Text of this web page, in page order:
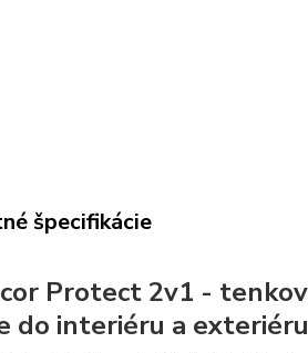
špecifikácie
Protect 2v1 -
do interiéru a exteriéru